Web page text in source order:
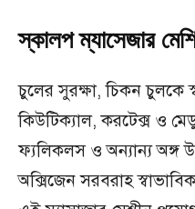
স্কালপ ম্যাসেজার
চুলের সুরক্ষা, চিকন চুলকে
কিউটিক্যাল, করটেক্স ও
ফ্যলিকলস ও অন্যান্য অঙ্গ
অক্সিজেন সরবরাহ